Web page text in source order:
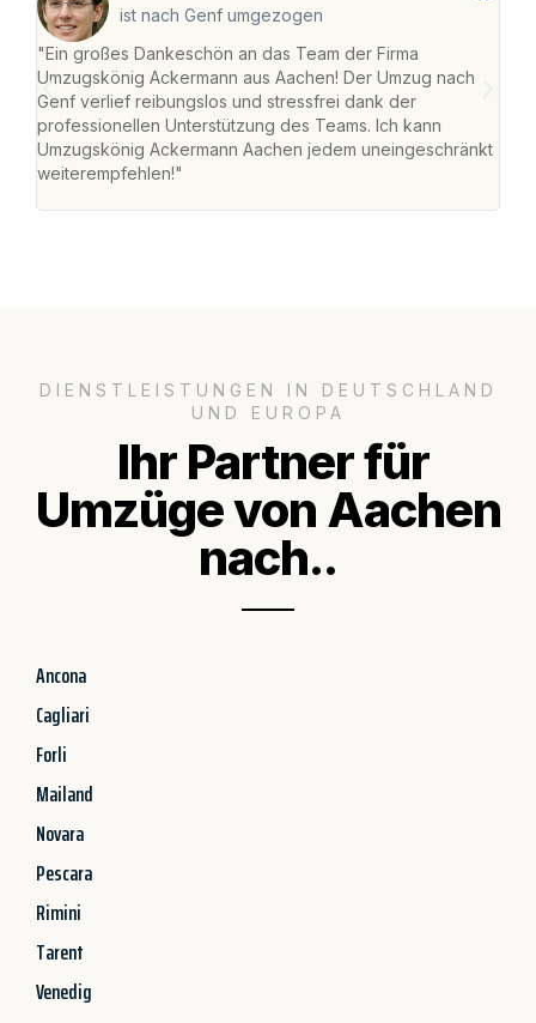
ist nach Genf umgezogen
"Ein großes Dankeschön an das Team der Firma
Umzugskönig Ackermann aus Aachen! Der Umzug nach
Genf verlief reibungslos und stressfrei dank der
professionellen Unterstützung des Teams. Ich kann
Umzugskönig Ackermann Aachen jedem uneingeschränkt
weiterempfehlen!"
DIENSTLEISTUNGEN IN DEUTSCHLAND
UND EUROPA
Ihr Partner für
Umzüge von Aachen
nach..
Ancona
Cagliari
Forli
Mailand
Novara
Pescara
Rimini
Tarent
Venedig